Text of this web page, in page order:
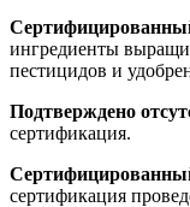
ингредиенты
пестицидов и
Подтверждено
сертификация.
сертификация